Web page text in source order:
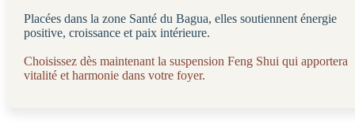
Placées dans la zone Santé du Bagua, elles soutiennent énergie
positive, croissance et paix intérieure.
Choisissez dès maintenant la suspension Feng Shui qui apportera
vitalité et harmonie dans votre foyer.